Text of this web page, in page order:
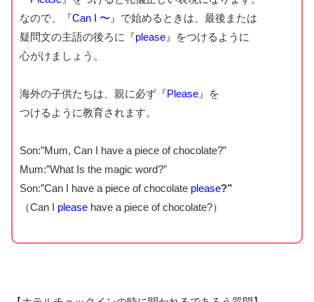
なので、『Can I 〜 』で始めるときは、最後または
疑問文の主語の後ろに『please 』をつけるように
心がけましょう。
海外の子供たちは、親に必ず『Please 』を
つけるように教育されます。
Son:”Mum, Can I have a piece of chocolate?”
Mum:”What Is the magic word?”
Son:”Can I have a piece of chocolate please?”
（Can I please have a piece of chocolate?）